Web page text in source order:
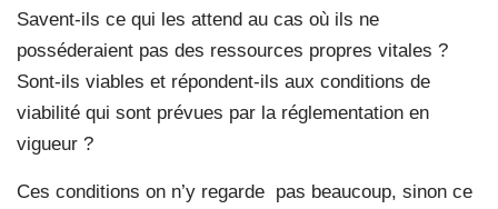
Savent-ils ce qui les attend au cas où ils ne
posséderaient pas des ressources propres vitales ?
Sont-ils viables et répondent-ils aux conditions de
viabilité qui sont prévues par la réglementation en
vigueur ?
Ces conditions on n’y regarde pas beaucoup, sinon ce